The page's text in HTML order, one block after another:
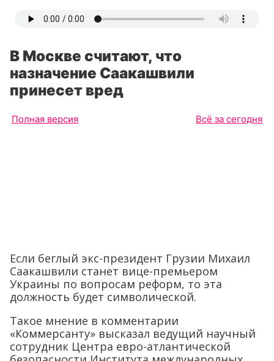
В Москве считают, что
назначение Саакашвили
принесет вред
Полная версия Всё за сегодня
Если беглый экс-президент Грузии Михаил
Саакашвили станет вице-премьером
Украины по вопросам реформ, то эта
должность будет символической.
Такое мнение в комментарии
«Коммерсанту» высказал ведущий научный
сотрудник Центра евро-атлантической